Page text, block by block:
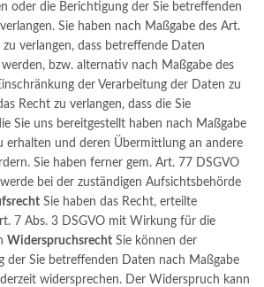
oder die Berichtigung der Sie betreffenden
Sie haben nach Maßgabe des Art.
verlangen, dass betreffende Daten
bzw. alternativ nach Maßgabe des
der Verarbeitung der Daten zu
Recht zu verlangen, dass die Sie
Sie uns bereitgestellt haben nach Maßgabe
erhalten und deren Übermittlung an andere
Sie haben ferner gem. Art. 77 DSGVO
bei der zuständigen Aufsichtsbehörde
Sie haben das Recht, erteilte
7 Abs. 3 DSGVO mit Wirkung für die
Widerspruchsrecht Sie können der
der Sie betreffenden Daten nach Maßgabe
widersprechen. Der Widerspruch kann